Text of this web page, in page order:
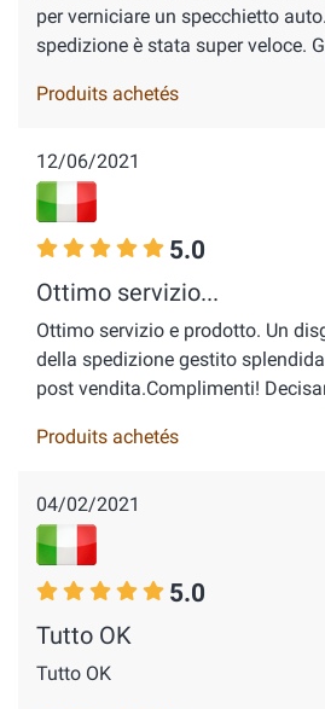
per verniciare un specchietto
spedizione è stata super veloce.
Produits achetés
12/06/2021
5.0
Ottimo servizio...
Ottimo servizio e prodotto. Un
della spedizione gestito
post vendita.Complimenti!
Produits achetés
04/02/2021
5.0
Tutto OK
Tutto OK